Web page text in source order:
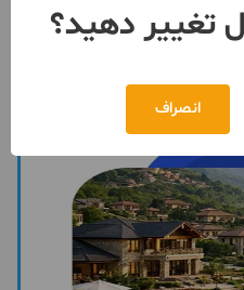
تغییر دهید؟
انصراف